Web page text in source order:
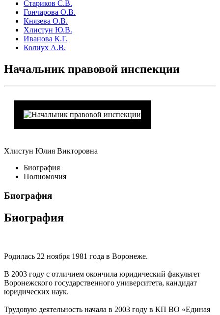
Стариков С.В.
Гончарова О.В.
Князева О.В.
Хлистун Ю.В.
Иванова К.Г.
Колиух А.В.
Начальник правовой инспекции
Хлистун Юлия Викторовна
Биография
Полномочия
Биография
Биография
Родилась 22 ноября 1981 года в Воронеже.
В 2003 году с отличием окончила юридический факультет
Воронежского государственного университета, кандидат
юридических наук.
Трудовую деятельность начала в 2003 году в КП ВО «Единая